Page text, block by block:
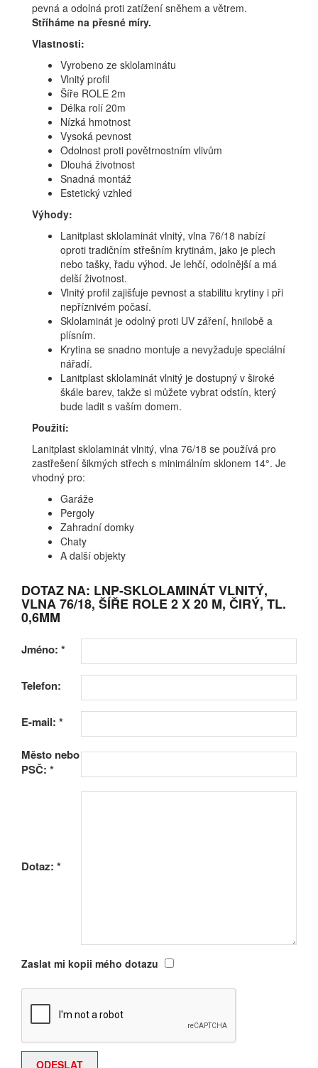
pevná a odolná proti zatížení sněhem a větrem.
Stříháme na přesné míry.
Vlastnosti:
Vyrobeno ze sklolaminátu
Vlnitý profil
Šíře ROLE 2m
Délka rolí 20m
Nízká hmotnost
Vysoká pevnost
Odolnost proti povětrnostním vlivům
Dlouhá životnost
Snadná montáž
Estetický vzhled
Výhody:
Lanitplast sklolaminát vlnitý, vlna 76/18 nabízí
oproti tradičním střešním krytinám, jako je plech
nebo tašky, řadu výhod. Je lehčí, odolnější a má
delší životnost.
Vlnitý profil zajišťuje pevnost a stabilitu krytiny i při
nepříznivém počasí.
Sklolaminát je odolný proti UV záření, hnilobě a
plísním.
Krytina se snadno montuje a nevyžaduje speciální
nářadí.
Lanitplast sklolaminát vlnitý je dostupný v široké
škále barev, takže si můžete vybrat odstín, který
bude ladit s vaším domem.
Použití:
Lanitplast sklolaminát vlnitý, vlna 76/18 se používá pro
zastřešení šikmých střech s minimálním sklonem 14°. Je
vhodný pro:
Garáže
Pergoly
Zahradní domky
Chaty
A další objekty
DOTAZ NA: LNP-SKLOLAMINÁT VLNITÝ,
VLNA 76/18, ŠÍŘE ROLE 2 X 20 M, ČIRÝ, TL.
0,6MM
Jméno: *
Telefon:
E-mail: *
Město nebo
PSČ: *
Dotaz: *
Zaslat mi kopii mého dotazu